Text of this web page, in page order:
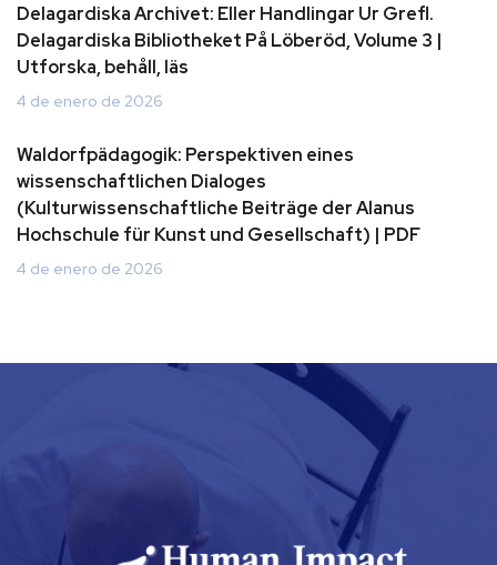
Delagardiska Archivet: Eller Handlingar Ur Grefl.
Delagardiska Bibliotheket På Löberöd, Volume 3 |
Utforska, behåll, läs
4 de enero de 2026
Waldorfpädagogik: Perspektiven eines
wissenschaftlichen Dialoges
(Kulturwissenschaftliche Beiträge der Alanus
Hochschule für Kunst und Gesellschaft) | PDF
4 de enero de 2026